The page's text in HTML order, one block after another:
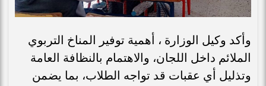
وأكد وكيل الوزارة ، أهمية توفير المناخ التربوي
الملائم داخل اللجان، والاهتمام بالنظافة العامة
وتذليل أي عقبات قد تواجه الطلاب، بما يضمن